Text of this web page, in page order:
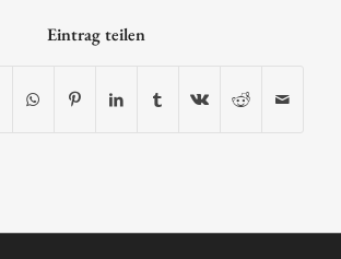
Eintrag teilen